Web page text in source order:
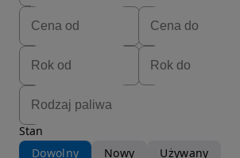
Stan
Dowolny
Nowy Używany